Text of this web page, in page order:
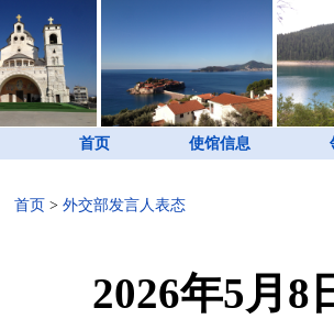
首页 使馆信息
首页 > 外交部发言人表态
2026年5月8